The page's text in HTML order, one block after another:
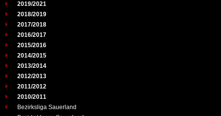
2019/2021
2018/2019
2017/2018
2016/2017
2015/2016
2014/2015
2013/2014
2012/2013
2011/2012
2010/2011
Bezirksliga Sauerland